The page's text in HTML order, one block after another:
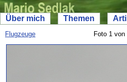
Über mich Themen
Flugzeuge Foto 1 von